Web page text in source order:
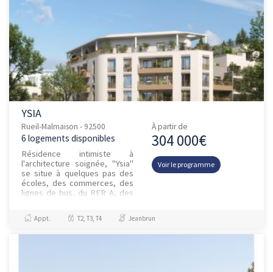
YSIA
Rueil-Malmaison - 92500
6 logements disponibles
Résidence intimiste à
l'architecture soignée, "Ysia"
se situe à quelques pas des
écoles, des commerces, des
lignes de bus, du RER A, des
des pistes cyclables, un éq...
À partir de
304 000€
Voir le programme
Appt. T2, T3, T4 Jeanbrun